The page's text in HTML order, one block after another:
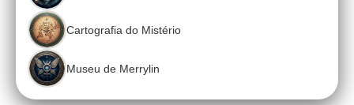
Cartografia do Mistério
Museu de Merrylin